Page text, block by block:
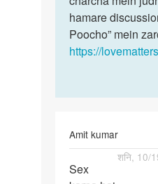
hamare
Poocho” mein
https://
Amit kumar
शनि, 10/
Sex
Sex